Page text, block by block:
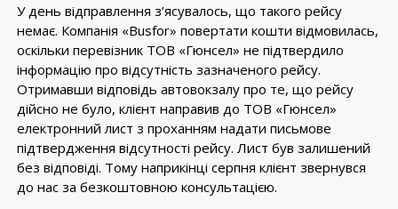
У день відправлення з’ясувалось, що такого рейсу
немає. Компанія «Busfor» повертати кошти відмовилась,
оскільки перевізник ТОВ «Гюнсел» не підтвердило
інформацію про відсутність зазначеного рейсу.
Отримавши відповідь автовокзалу про те, що рейсу
дійсно не було, клієнт направив до ТОВ «Гюнсел»
електронний лист з проханням надати письмове
підтвердження відсутності рейсу. Лист був залишений
без відповіді. Тому наприкінці серпня клієнт звернувся
до нас за безкоштовною консультацією.